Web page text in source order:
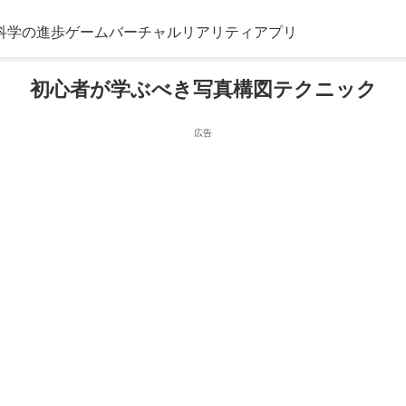
学の進歩ゲームバーチャルリアリティ アプリ
初心者が学ぶべき写真構図テクニック
広告